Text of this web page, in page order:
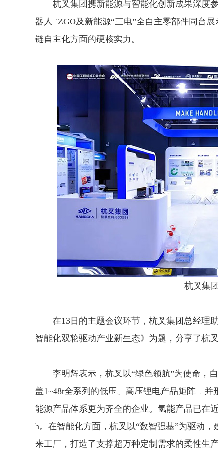
杭叉集团携新能源与智能化创新成果深度
器人EZGO及新能源“三电”全自主零部件同台
链自主化方面的硬核实力。
杭叉集团
在13日的主题会议环节，杭叉集团总经理
智能化双轮驱动产业新生态》为题，分享了杭
李明辉表示，杭叉以“绿色领航”为使命，自
盖1~48t全系列的低压、高压锂电产品矩阵，
能源产品体系更为齐全的企业。氢能产品已在
h。在智能化方面，杭叉以“数智强基”为驱动
来工厂，打造了支撑超万种定制需求的柔性生